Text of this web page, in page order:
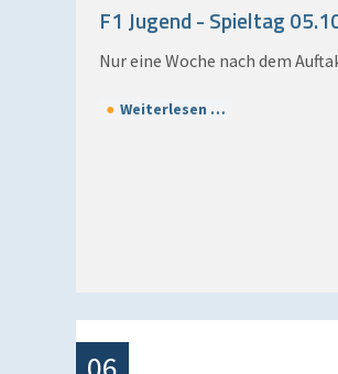
F1 Jugend - Spieltag
Nur eine Woche nach dem
Weiterlesen …